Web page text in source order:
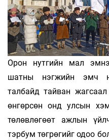
Орон нутгийн мал
шатны нэгжийн эмч
талбайд тайван
өнгөрсөн онд улсын
төлөвлөгөөт ажлын
тэрбум төгрөгийг одоо